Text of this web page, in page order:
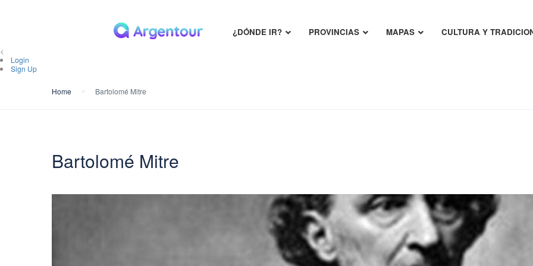
¿DÓNDE IR? PROVINCIAS MAPAS CULTURA Y
<
Login
Sign Up
Home Bartolomé Mitre
Bartolomé Mitre